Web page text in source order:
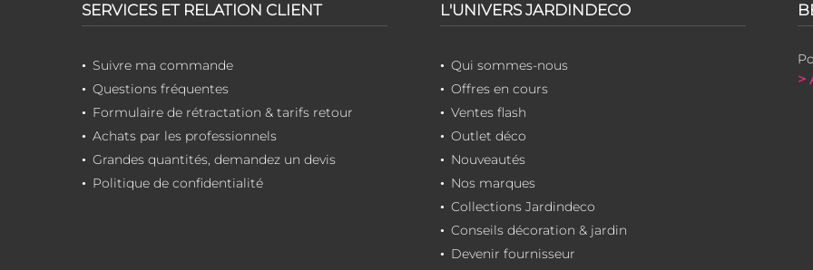
SERVICES ET RELATION CLIENT
Suivre ma commande
Questions fréquentes
Formulaire de rétractation & tarifs retour
Achats par les professionnels
Grandes quantités, demandez un devis
Politique de confidentialité
L'UNIVERS JARDINDECO
Qui sommes-nous
Offres en cours
Ventes flash
Outlet déco
Nouveautés
Nos marques
Collections Jardindeco
Conseils décoration & jardin
Devenir fournisseur
>